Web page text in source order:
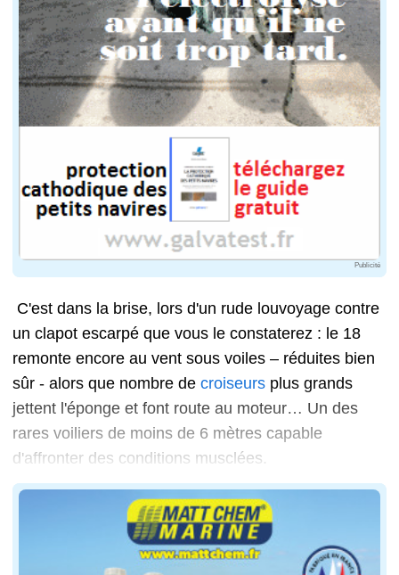
Publicité
C'est dans la brise, lors d'un rude louvoyage contre
un clapot escarpé que vous le constaterez : le 18
remonte encore au vent sous voiles – réduites bien
sûr - alors que nombre de croiseurs plus grands
jettent l'éponge et font route au moteur… Un des
rares voiliers de moins de 6 mètres capable
d'affronter des conditions musclées.
Un petit bémol par petit temps. Un peu plus lourd
Il a même, avec son cockpit très large, son